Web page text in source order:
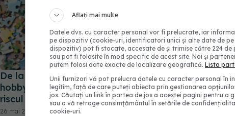
De la tricotat la jocuri de logică:
hobby-urile care ar putea reduce
riscul de demență
26 mai 2026, 19:30
Ce este
impactul ei
Diferența dintre
Aflați mai multe
Datele dvs. cu caracter personal vor fi prelucrate, iar
pe dispozitiv (cookie-uri, identificatori unici și alte date de pe
dispozitiv) pot fi stocate, accesate de și trimise către 224 de
sau pot fi folosite în mod specific de acest site. Noi și
putem folosi date exacte de localizare geografică. Lista
Unii furnizori vă pot prelucra datele cu caracter personal în
legitim, față de care puteți obiecta prin gestionarea
jos. Căutați un link în partea de jos a acestei pagini pentru a
sau a vă retrage consimțământul în setările de
cookie-uri.